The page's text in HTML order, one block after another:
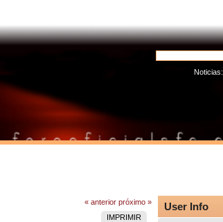
Noticias:
« anterior próximo »
IMPRIMIR
User Info